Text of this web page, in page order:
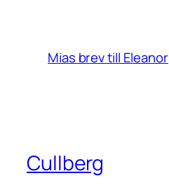
Mias brev till Eleanor
Cullberg